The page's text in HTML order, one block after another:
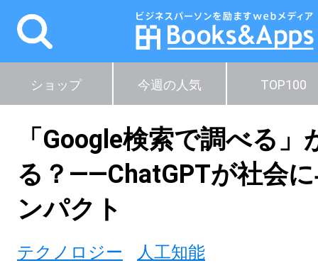
ショップ 今週の人気 TOP100
「Google検索で調べる」
る？――ChatGPTが社会
ンパクト
テクノロジー
人工知能